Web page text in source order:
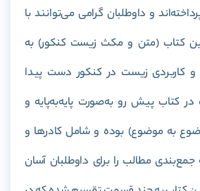
و داوطلبان گرامی می‌توانند با
کتاب (متن و مکث زیست کنکور) به
کاربردی زیست در کنکور دست پیدا
کتاب پیش رو به‌صورت پایه‌به‌پایه و
به موضوع) بوده و شامل کادرها و
مطالب را برای داوطلبان آسان